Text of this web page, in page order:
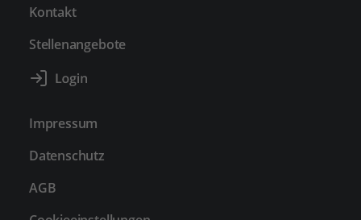
Kontakt
Stellenangebote
Impressum
Datenschutz
AGB